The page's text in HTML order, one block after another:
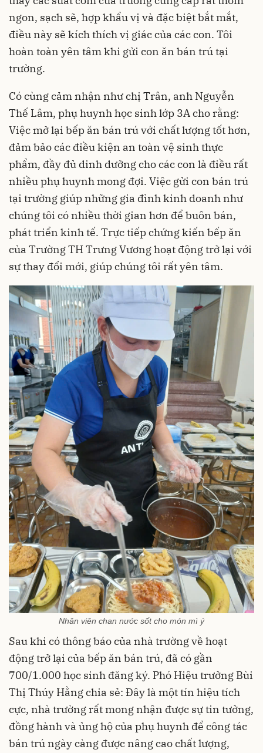
ngon, sạch sẽ, hợp khẩu vị và đặc biệt bắt mắt,
điều này sẽ kích thích vị giác của các con. Tôi
hoàn toàn yên tâm khi gửi con ăn bán trú tại
trường.
Có cùng cảm nhận như chị Trân, anh Nguyễn
Thế Lâm, phụ huynh học sinh lớp 3A cho rằng:
Việc mở lại bếp ăn bán trú với chất lượng tốt hơn,
đảm bảo các điều kiện an toàn vệ sinh thực
phẩm, đầy đủ dinh dưỡng cho các con là điều rất
nhiều phụ huynh mong đợi. Việc gửi con bán trú
tại trường giúp những gia đình kinh doanh như
chúng tôi có nhiều thời gian hơn để buôn bán,
phát triển kinh tế. Trực tiếp chứng kiến bếp ăn
của Trường TH Trưng Vương hoạt động trở lại với
sự thay đổi mới, giúp chúng tôi rất yên tâm.
Nhân viên chan nước sốt cho món mì ý
Sau khi có thông báo của nhà trường về hoạt
động trở lại của bếp ăn bán trú, đã có gần
700/1.000 học sinh đăng ký. Phó Hiệu trưởng Bùi
Thị Thúy Hằng chia sẻ: Đây là một tín hiệu tích
cực, nhà trường rất mong nhận được sự tin tưởng,
đồng hành và ủng hộ của phụ huynh để công tác
bán trú ngày càng được nâng cao chất lượng,